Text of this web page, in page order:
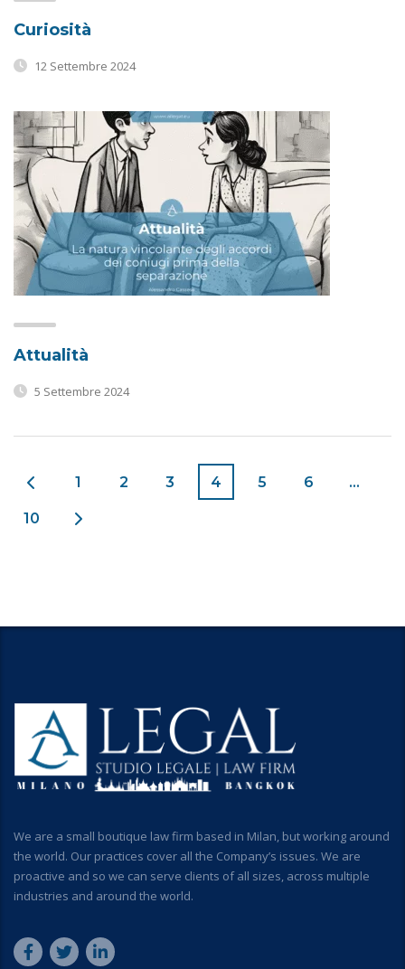
Curiosità
12 Settembre 2024
Attualità
5 Settembre 2024
1 2 3 4 5 6 …
10
We are a small boutique law firm based in Milan, but working around
the world. Our practices cover all the Company’s issues. We are
proactive and so we can serve clients of all sizes, across multiple
industries and around the world.